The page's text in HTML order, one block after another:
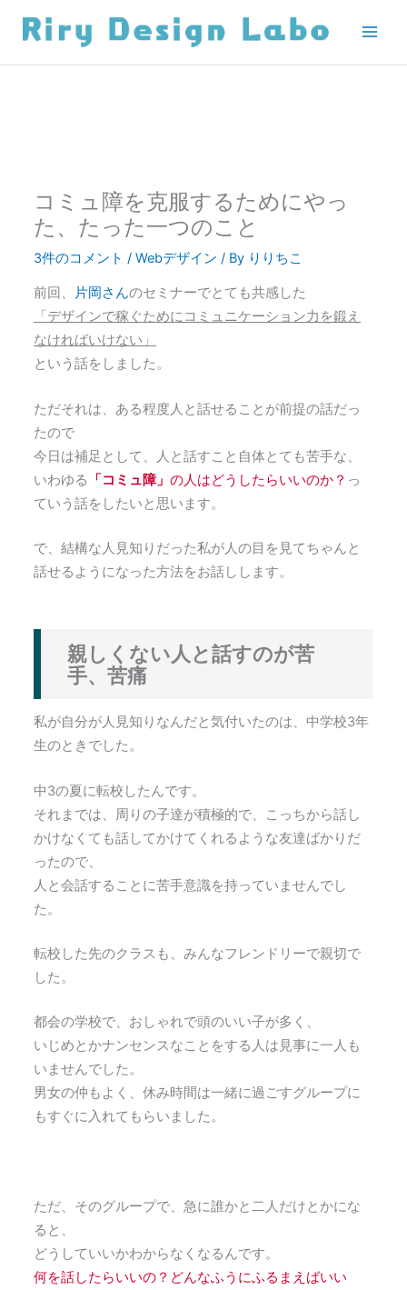
コミュ障を克服するためにやっ
た、たった一つのこと
3件のコメント /Webデザイン / By りりちこ
前回、 片岡さんのセミナーでとても共感した
「デザインで稼ぐためにコミュニケーション力を鍛え
なければいけない」
という話をしました。
ただそれは、ある程度人と話せることが前提の話だっ
たので
今日は補足として、人と話すこと自体とても苦手な、
いわゆる
「コミュ障」の人はどうしたらいいのか？ っ
ていう話をしたいと思います。
で、結構な人見知りだった私が人の目を見てちゃんと
話せるようになった方法をお話しします。
親しくない人と話すのが苦
手、苦痛
私が自分が人見知りなんだと気付いたのは、中学校3年
生のときでした。
中3の夏に転校したんです。
それまでは、周りの子達が積極的で、こっちから話し
かけなくても話してかけてくれるような友達ばかりだ
ったので、
人と会話することに苦手意識を持っていませんでし
た。
転校した先のクラスも、みんなフレンドリーで親切で
した。
都会の学校で、おしゃれで頭のいい子が多く、
いじめとかナンセンスなことをする人は見事に一人も
いませんでした。
男女の仲もよく、休み時間は一緒に過ごすグループに
もすぐに入れてもらいました。
ただ、そのグループで、急に誰かと二人だけとかにな
ると、
どうしていいかわからなくなるんです。
何を話したらいいの？どんなふうにふるまえばいい